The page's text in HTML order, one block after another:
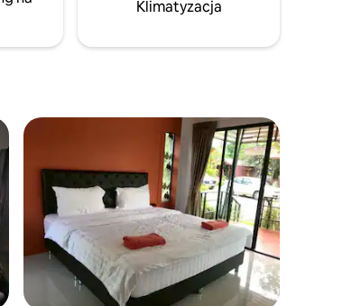
szukających ciszy i relaksu z dala od
Klimatyzacja